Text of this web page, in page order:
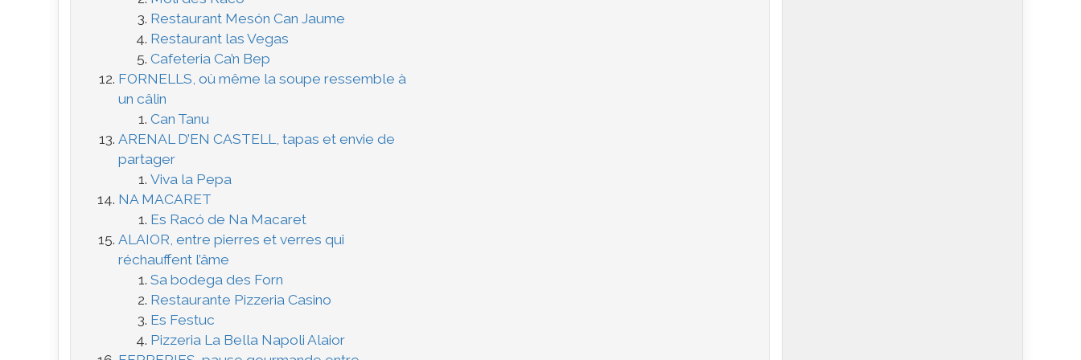
Restaurant Mesón Can Jaume
Restaurant las Vegas
Cafeteria Ca’n Bep
FORNELLS, où même la soupe ressemble à
un câlin
Can Tanu
ARENAL D’EN CASTELL, tapas et envie de
partager
Viva la Pepa
NA MACARET
Es Racó de Na Macaret
ALAIOR, entre pierres et verres qui
réchauffent l’âme
Sa bodega des Forn
Restaurante Pizzeria Casino
Es Festuc
Pizzeria La Bella Napoli Alaior